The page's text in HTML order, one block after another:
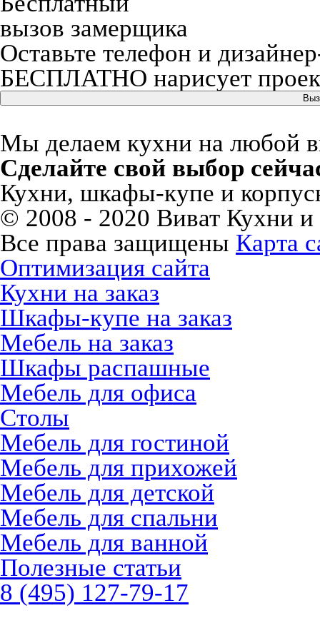
вызов замерщика
Оставьте телефон и
БЕСПЛАТНО нарисует
Мы делаем кухни на любой
Сделайте свой выбор
Кухни, шкафы-купе и
© 2008 - 2020 Виват Кухни
Все права защищены Карта
Оптимизация сайта
Кухни на заказ
Шкафы-купе на заказ
Мебель на заказ
Шкафы распашные
Мебель для офиса
Столы
Мебель для гостиной
Мебель для прихожей
Мебель для детской
Мебель для спальни
Мебель для ванной
Полезные статьи
8 (495) 127-79-17